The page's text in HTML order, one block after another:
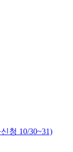
청 10/30~31)